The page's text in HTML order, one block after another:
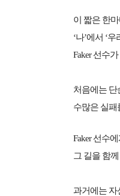
이 짧은 한
‘나’에서 ‘
Faker 선수
처음에는 단
수많은 실패
Faker 선수
그 길을 함
과거에는 자